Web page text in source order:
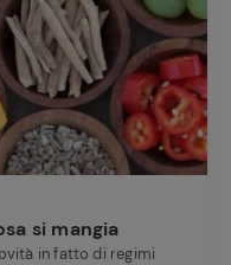
e
rossi
da
si mangia
in fatto di regimi